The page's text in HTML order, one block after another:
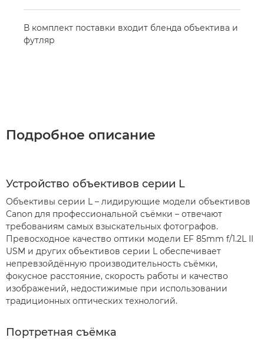
В комплект поставки входит бленда объектива и
футляр
Подробное описание
Устройство объективов серии L
Объективы серии L – лидирующие модели объективов
Canon для профессиональной съёмки – отвечают
требованиям самых взыскательных фотографов.
Превосходное качество оптики модели EF 85mm f/1.2L II
USM и других объективов серии L обеспечивает
непревзойдённую производительность съёмки,
фокусное расстояние, скорость работы и качество
изображений, недостижимые при использовании
традиционных оптических технологий.
Портретная съёмка